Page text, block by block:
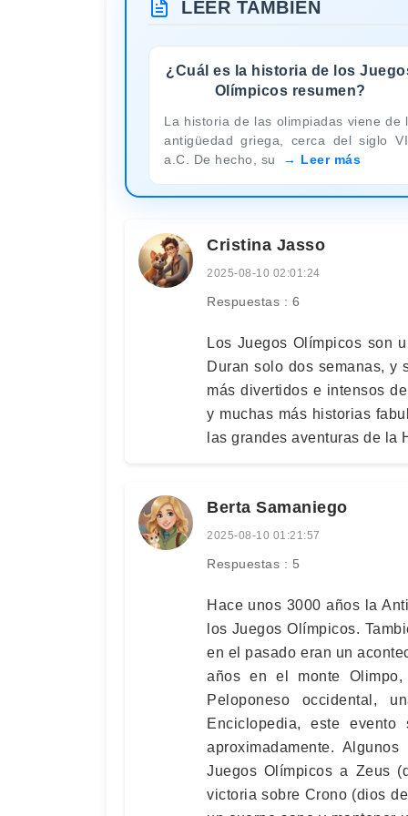
LEER TAMBIÉN
¿Cuál es la historia de los
Olímpicos resumen?
La historia de las olimpiadas viene de
antigüedad griega, cerca del siglo
a.C. De hecho, su
Leer más
Cristina Jasso
2025-08-10 02:01:24
Respuestas : 6
Los Juegos Olímpicos son
Duran solo dos semanas, y
más divertidos e intensos
y muchas más historias
las grandes aventuras de la
Berta Samaniego
2025-08-10 01:21:57
Respuestas : 5
Hace unos 3000 años la
los Juegos Olímpicos.
en el pasado eran un
años en el monte
Peloponeso occidental,
Enciclopedia, este
aproximadamente.
Juegos Olímpicos a Zeus
victoria sobre Crono (dios